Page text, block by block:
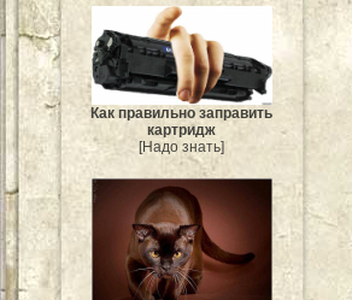
Как правильно заправить
картридж
[Надо знать]